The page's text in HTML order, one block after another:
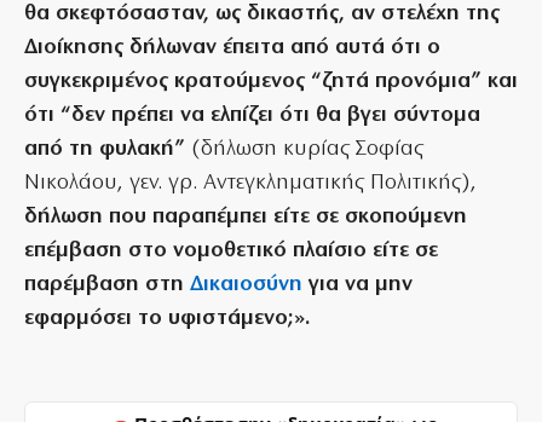
θα σκεφτόσασταν, ως δικαστής, αν στελέχη της
Διοίκησης δήλωναν έπειτα από αυτά ότι ο
συγκεκριμένος κρατούμενος “ζητά προνόμια” και
ότι “δεν πρέπει να ελπίζει ότι θα βγει σύντομα
από τη φυλακή” (δήλωση κυρίας Σοφίας
Νικολάου, γεν. γρ. Αντεγκληματικής Πολιτικής),
δήλωση που παραπέμπει είτε σε σκοπούμενη
επέμβαση στο νομοθετικό πλαίσιο είτε σε
παρέμβαση στη Δικαιοσύνη για να μην
εφαρμόσει το υφιστάμενο;».